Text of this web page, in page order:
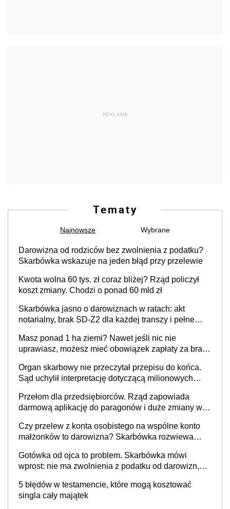
REKLAMA
Tematy
Najnowsze Wybrane
Darowizna od rodziców bez zwolnienia z podatku?
Skarbówka wskazuje na jeden błąd przy przelewie
Kwota wolna 60 tys. zł coraz bliżej? Rząd policzył
koszt zmiany. Chodzi o ponad 60 mld zł
Skarbówka jasno o darowiznach w ratach: akt
notarialny, brak SD-Z2 dla każdej transzy i pełne
Masz ponad 1 ha ziemi? Nawet jeśli nic nie
uprawiasz, możesz mieć obowiązek zapłaty za brak
Organ skarbowy nie przeczytał przepisu do końca.
Sąd uchylił interpretację dotyczącą milionowych
Przełom dla przedsiębiorców. Rząd zapowiada
darmową aplikację do paragonów i duże zmiany w
Czy przelew z konta osobistego na wspólne konto
małżonków to darowizna? Skarbówka rozwiewa
Gotówka od ojca to problem. Skarbówka mówi
wprost: nie ma zwolnienia z podatku od darowizn,
obdarowanego
5 błędów w testamencie, które mogą kosztować
singla cały majątek